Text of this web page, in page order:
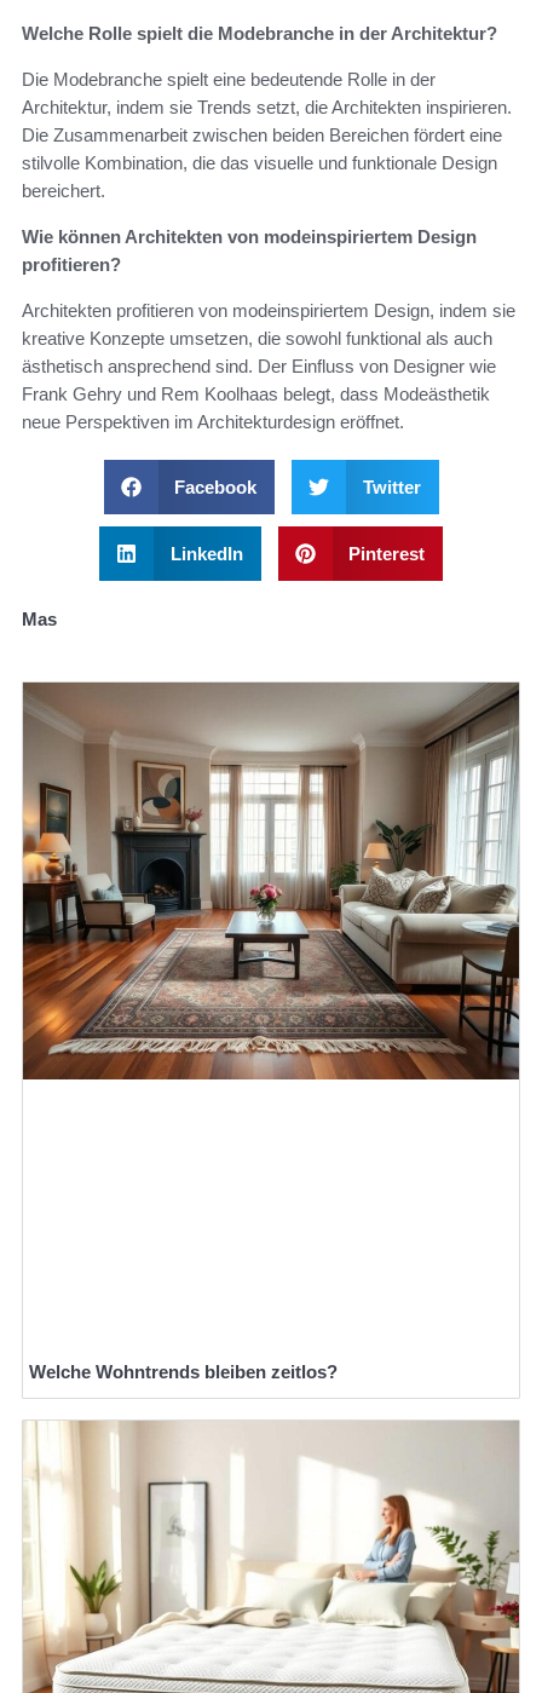
Welche Rolle spielt die Modebranche in der Architektur?
Die Modebranche spielt eine bedeutende Rolle in der
Architektur, indem sie Trends setzt, die Architekten inspirieren.
Die Zusammenarbeit zwischen beiden Bereichen fördert eine
stilvolle Kombination, die das visuelle und funktionale Design
bereichert.
Wie können Architekten von modeinspiriertem Design
profitieren?
Architekten profitieren von modeinspiriertem Design, indem sie
kreative Konzepte umsetzen, die sowohl funktional als auch
ästhetisch ansprechend sind. Der Einfluss von Designer wie
Frank Gehry und Rem Koolhaas belegt, dass Modeästhetik
neue Perspektiven im Architekturdesign eröffnet.
Facebook Twitter
LinkedIn Pinterest
Mas
Welche Wohntrends bleiben zeitlos?